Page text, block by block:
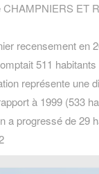
CHAMPNIERS ET
recensement en
511 habitants
représente une
à 1999 (533
a progressé de 29